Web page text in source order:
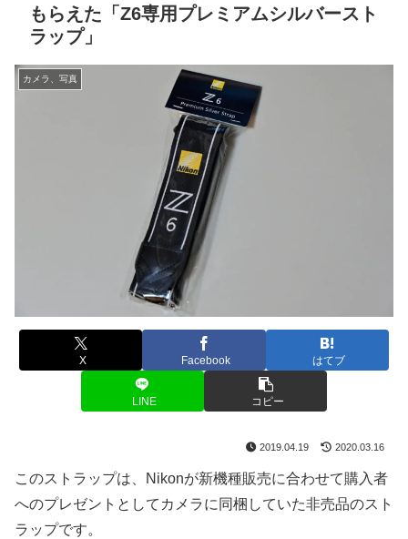
もらえた「Z6専用プレミアムシルバースト
ラップ」
カメラ、写真
X Facebook はてブ
LINE コピー
2019.04.19 2020.03.16
このストラップは、Nikonが新機種販売に合わせて購入者
へのプレゼントとしてカメラに同梱していた非売品のスト
ラップです。